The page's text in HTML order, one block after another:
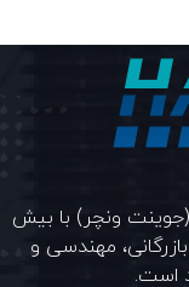
(جوینت ونچر) با بیش
مهندسی و
است.